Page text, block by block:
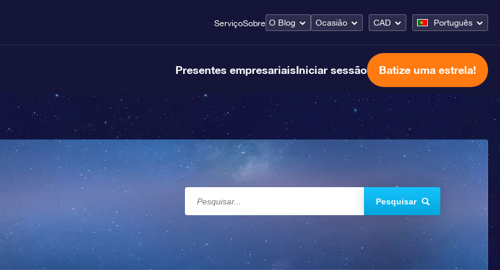
ServiçoSobre O Blog Ocasião CAD Português
Presentes empresariaisIniciar sessão Batize uma estrela!
Pesquisar